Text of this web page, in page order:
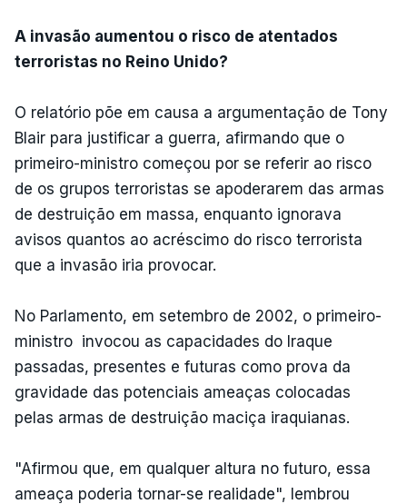
A invasão aumentou o risco de atentados
terroristas no Reino Unido?
O relatório põe em causa a argumentação de Tony
Blair para justificar a guerra, afirmando que o
primeiro-ministro começou por se referir ao risco
de os grupos terroristas se apoderarem das armas
de destruição em massa, enquanto ignorava
avisos quantos ao acréscimo do risco terrorista
que a invasão iria provocar.
No Parlamento, em setembro de 2002, o primeiro-
ministro invocou as capacidades do Iraque
passadas, presentes e futuras como prova da
gravidade das potenciais ameaças colocadas
pelas armas de destruição maciça iraquianas.
"Afirmou que, em qualquer altura no futuro, essa
ameaça poderia tornar-se realidade", lembrou